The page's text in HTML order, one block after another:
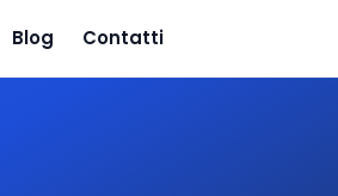
Blog Contatti